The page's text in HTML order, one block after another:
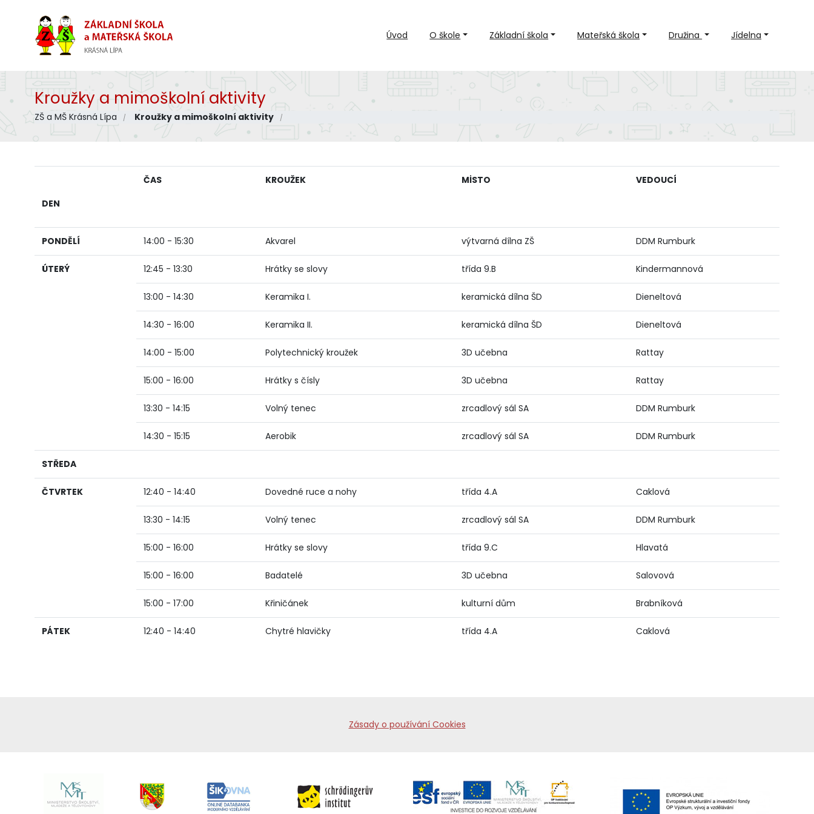
Úvod O škole Základní škola Mateřská škola Družina Jídelna
Kroužky a mimoškolní aktivity
ZŠ a MŠ Krásná Lípa Kroužky a mimoškolní aktivity
DEN
ČAS KROUŽEK MİSTO VEDOUCÍ
PONDĚLÍ 14:00 - 15:30 Akvarel výtvarná dílna ZŠ DDM Rumburk
ÚTERÝ 12:45 - 13:30 Hrátky se slovy třída 9.B Kindermannová
13:00 - 14:30 Keramika I. keramická dílna ŠD Dieneltová
14:30 - 16:00 Keramika II. keramická dílna ŠD Dieneltová
14:00 - 15:00 Polytechnický kroužek 3D učebna Rattay
15:00 - 16:00 Hrátky s čísly 3D učebna Rattay
13:30 - 14:15 Volný tenec zrcadlový sál SA DDM Rumburk
14:30 - 15:15 Aerobik zrcadlový sál SA DDM Rumburk
STŘEDA
ČTVRTEK 12:40 - 14:40 Dovedné ruce a nohy třída 4.A Caklová
13:30 - 14:15 Volný tenec zrcadlový sál SA DDM Rumburk
15:00 - 16:00 Hrátky se slovy třída 9.C Hlavatá
15:00 - 16:00 Badatelé 3D učebna Salovová
15:00 - 17:00 Křiničánek kulturní dům Brabníková
PÁTEK 12:40 - 14:40 Chytré hlavičky třída 4.A Caklová
Zásady o používání Cookies